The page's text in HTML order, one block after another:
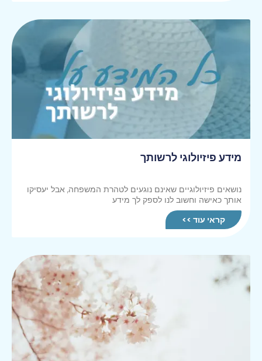
מידע פיזיולוגי לרשותך
נושאים פיזיולוגיים שאינם נוגעים לטהרת המשפחה, אבל יעסיקו
אותך כאישה וחשוב לנו לספק לך מידע
קראי עוד >>